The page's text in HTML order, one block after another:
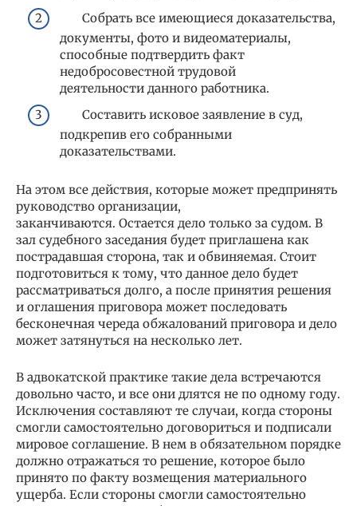
Собрать все имеющиеся доказательства,
документы, фото и видеоматериалы,
способные подтвердить факт
недобросовестной трудовой
деятельности данного работника.
Составить исковое заявление в суд,
подкрепив его собранными
доказательствами.
На этом все действия, которые может предпринять
руководство организации,
заканчиваются. Остается дело только за судом. В
зал судебного заседания будет приглашена как
пострадавшая сторона, так и обвиняемая. Стоит
подготовиться к тому, что данное дело будет
рассматриваться долго, а после принятия решения
и оглашения приговора может последовать
бесконечная череда обжалований приговора и дело
может затянуться на несколько лет.
В адвокатской практике такие дела встречаются
довольно часто, и все они длятся не по одному году.
Исключения составляют те случаи, когда стороны
смогли самостоятельно договориться и подписали
мировое соглашение. В нем в обязательном порядке
должно отражаться то решение, которое было
принято по факту возмещения материального
ущерба. Если стороны смогли самостоятельно